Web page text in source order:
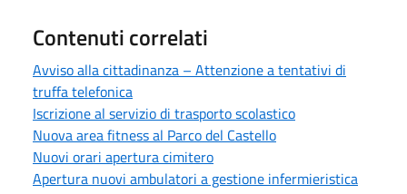
Contenuti correlati
Avviso alla cittadinanza – Attenzione a tentativi di
truffa telefonica
Iscrizione al servizio di trasporto scolastico
Nuova area fitness al Parco del Castello
Nuovi orari apertura cimitero
Apertura nuovi ambulatori a gestione infermieristica